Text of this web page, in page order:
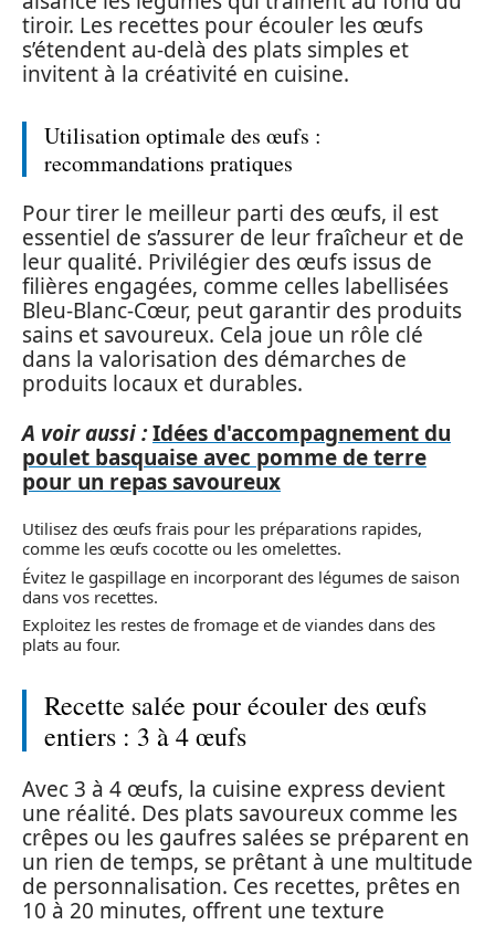
tiroir. Les recettes pour écouler les œufs
s’étendent au-delà des plats simples et
invitent à la créativité en cuisine.
Utilisation optimale des œufs :
recommandations pratiques
Pour tirer le meilleur parti des œufs, il est
essentiel de s’assurer de leur fraîcheur et de
leur qualité. Privilégier des œufs issus de
filières engagées, comme celles labellisées
Bleu-Blanc-Cœur, peut garantir des produits
sains et savoureux. Cela joue un rôle clé
dans la valorisation des démarches de
produits locaux et durables.
A voir aussi :Idées d'accompagnement du
poulet basquaise avec pomme de terre
pour un repas savoureux
Utilisez des œufs frais pour les préparations rapides,
comme les œufs cocotte ou les omelettes.
Évitez le gaspillage en incorporant des légumes de saison
dans vos recettes.
Exploitez les restes de fromage et de viandes dans des
plats au four.
Recette salée pour écouler des œufs
entiers : 3 à 4 œufs
Avec 3 à 4 œufs, la cuisine express devient
une réalité. Des plats savoureux comme les
crêpes ou les gaufres salées se préparent en
un rien de temps, se prêtant à une multitude
de personnalisation. Ces recettes, prêtes en
10 à 20 minutes, offrent une texture